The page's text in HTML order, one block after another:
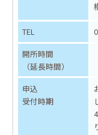
TEL
開所時間
（延長時間）
申込
受付時期